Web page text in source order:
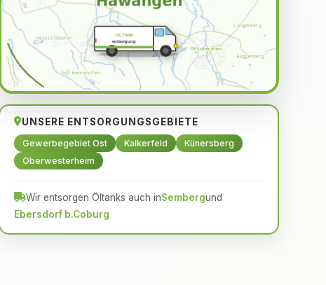
ÖLTANK
entsorgung
UNSERE ENTSORGUNGSGEBIETE
Gewerbegebiet Ost Kalkerfeld
Künersberg
Oberwesterheim
Wir entsorgen Öltanks auch inSembergund
Ebersdorf b.Coburg